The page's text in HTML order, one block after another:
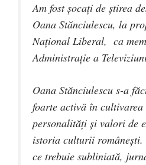
Am fost şocaţi de ştirea
Oana Stănciulescu, la
Naţional Liberal, ca
Administraţie a
Oana Stănciulescu s-a
foarte activă în
personalităţi şi valori de
istoria culturii româneşti.
ce trebuie subliniată,